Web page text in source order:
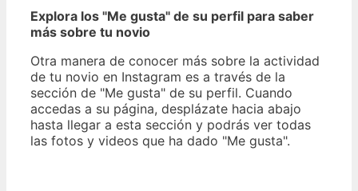
Explora los "Me gusta" de su perfil para saber
más sobre tu novio
Otra manera de conocer más sobre la actividad
de tu novio en Instagram es a través de la
sección de "Me gusta" de su perfil. Cuando
accedas a su página, desplázate hacia abajo
hasta llegar a esta sección y podrás ver todas
las fotos y videos que ha dado "Me gusta".